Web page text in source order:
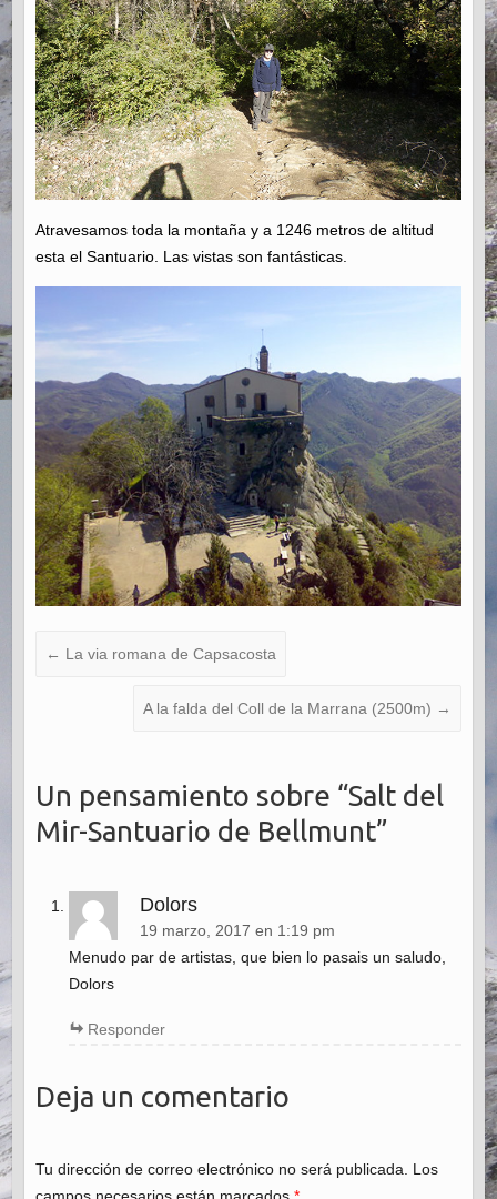
Atravesamos toda la montaña y a 1246 metros de altitud
esta el Santuario. Las vistas son fantásticas.
← La via romana de Capsacosta
A la falda del Coll de la Marrana (2500m) →
Un pensamiento sobre “Salt del
Mir-Santuario de Bellmunt”
Dolors
19 marzo, 2017 en 1:19 pm
Menudo par de artistas, que bien lo pasais un saludo,
Dolors
Responder
Deja un comentario
Tu dirección de correo electrónico no será publicada. Los